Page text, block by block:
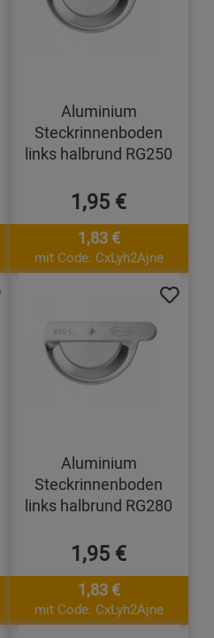
Aluminium
Steckrinnenboden
links halbrund RG250
1,95 €
1,83 €
mit Code: CxLyh2Ajne
Aluminium
Steckrinnenboden
links halbrund RG280
1,95 €
1,83 €
mit Code: CxLyh2Ajne